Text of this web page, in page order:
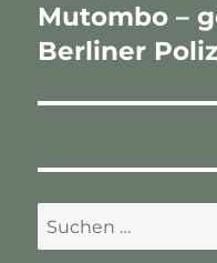
Beitrag:
Mutombo –
Berliner
Suchen
nach: